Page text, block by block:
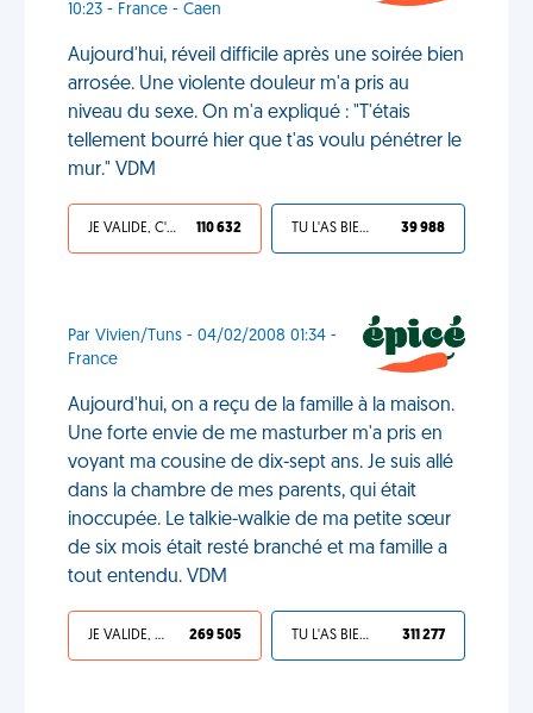
10:23 - France - Caen
Aujourd'hui, réveil difficile après une soirée bien
arrosée. Une violente douleur m'a pris au
niveau du sexe. On m'a expliqué : "T'étais
tellement bourré hier que t'as voulu pénétrer le
mur." VDM
JE VALIDE, C'EST UNE VDM 110 632 TU L'AS BIEN MÉRITÉ 39 988
Par Vivien/Tuns - 04/02/2008 01:34 -
France
Aujourd'hui, on a reçu de la famille à la maison.
Une forte envie de me masturber m'a pris en
voyant ma cousine de dix-sept ans. Je suis allé
dans la chambre de mes parents, qui était
inoccupée. Le talkie-walkie de ma petite sœur
de six mois était resté branché et ma famille a
tout entendu. VDM
JE VALIDE, C'EST UNE VDM 269 505 TU L'AS BIEN MÉRITÉ 311 277